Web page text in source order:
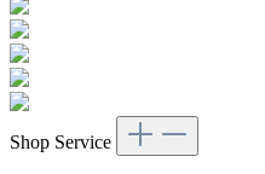
Shop Service